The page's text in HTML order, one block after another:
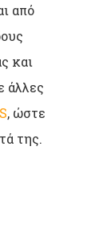
από
και
άλλες
, ώστε
της.